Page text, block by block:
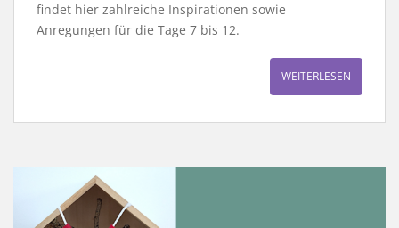
findet hier zahlreiche Inspirationen sowie
Anregungen für die Tage 7 bis 12.
WEITERLESEN